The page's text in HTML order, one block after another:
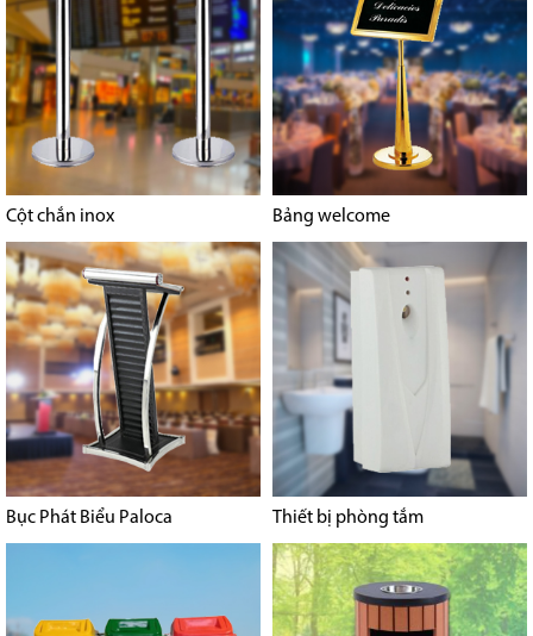
Cột chắn inox Bảng welcome
Bục Phát Biểu Paloca Thiết bị phòng tắm